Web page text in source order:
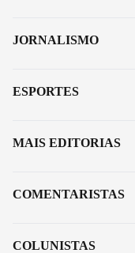
JORNALISMO
ESPORTES
MAIS EDITORIAS
COMENTARISTAS
COLUNISTAS